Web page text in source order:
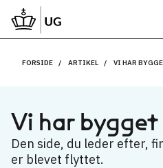
FORSIDE ARTIKEL VI HAR
Vi har bygget
Den side, du leder efter,
er blevet flyttet.